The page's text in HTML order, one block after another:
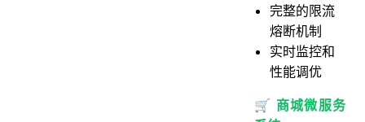
完整的限流
熔断机制
实时监控和
性能调优
🛒 商城微服务